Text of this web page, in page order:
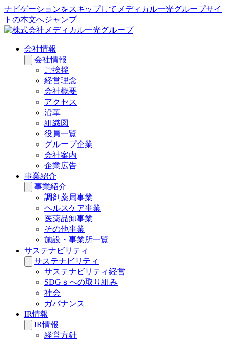
ナビゲーションをスキップしてメディカル一光グループサイ
トの本文へジャンプ
会社情報
会社情報
ご挨拶
経営理念
会社概要
アクセス
沿革
組織図
役員一覧
グループ企業
会社案内
企業広告
事業紹介
事業紹介
調剤薬局事業
ヘルスケア事業
医薬品卸事業
その他事業
施設・事業所一覧
サステナビリティ
サステナビリティ
サステナビリティ経営
SDGｓへの取り組み
社会
ガバナンス
IR情報
IR情報
経営方針